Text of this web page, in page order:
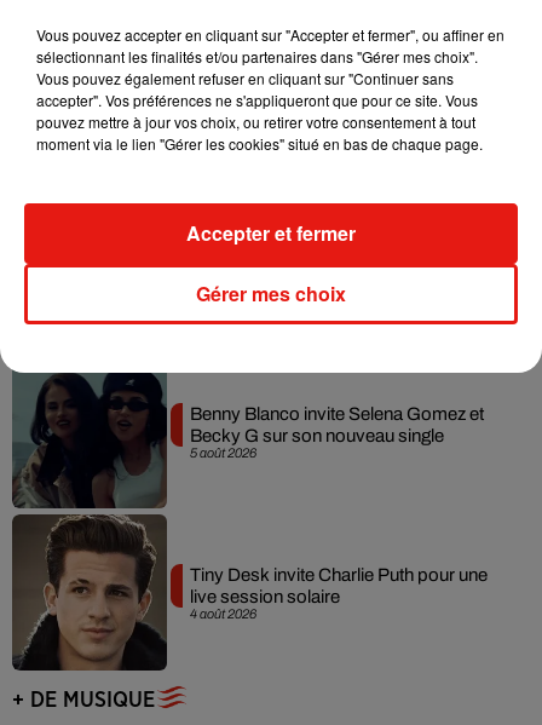
7 août 2026
Tayc et Didi B dévoilent le single le plus
dansant de l’année
7 août 2026
collaboration tant attendue
5 août 2026
Benny Blanco invite Selena Gomez et
Becky G sur son nouveau single
4 août 2026
Tiny Desk invite Charlie Puth pour une
live session solaire
+ DE MUSIQUE
Vous pouvez accepter en cliquant sur "Accepter et fermer", ou affiner en
sélectionnant les finalités et/ou partenaires dans "Gérer mes choix".
Vous pouvez également refuser en cliquant sur "Continuer sans
accepter". Vos préférences ne s'appliqueront que pour ce site. Vous
pouvez mettre à jour vos choix, ou retirer votre consentement à tout
moment via le lien "Gérer les cookies" situé en bas de chaque page.
Gérer mes choix
Accepter et fermer